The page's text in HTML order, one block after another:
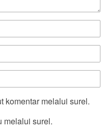
komentar melalui surel.
melalui surel.